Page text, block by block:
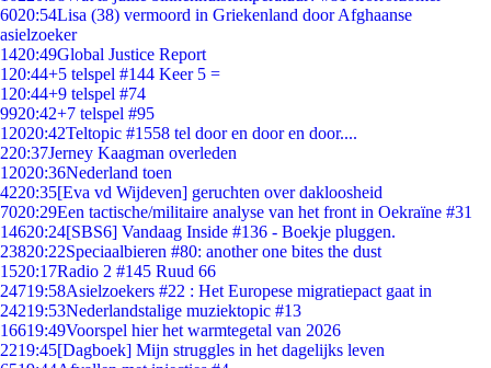
6020:54Lisa (38) vermoord in Griekenland door Afghaanse
asielzoeker
1420:49Global Justice Report
1 20:44+5 telspel #144 Keer 5 =
1 20:44+9 telspel #74
9920:42+7 telspel #95
12020:42Teltopic #1558 tel door en door en door....
220:37Jerney Kaagman overleden
12020:36Nederland toen
4220:35[Eva vd Wijdeven] geruchten over dakloosheid
7020:29Een tactische/militaire analyse van het front in Oekraïne #31
14620:24[SBS6] Vandaag Inside #136 - Boekje pluggen.
23820:22Speciaalbieren #80: another one bites the dust
1520:17Radio 2 #145 Ruud 66
24719:58Asielzoekers #22 : Het Europese migratiepact gaat in
24219:53Nederlandstalige muziektopic #13
16619:49Voorspel hier het warmtegetal van 2026
2219:45[Dagboek] Mijn struggles in het dagelijks leven